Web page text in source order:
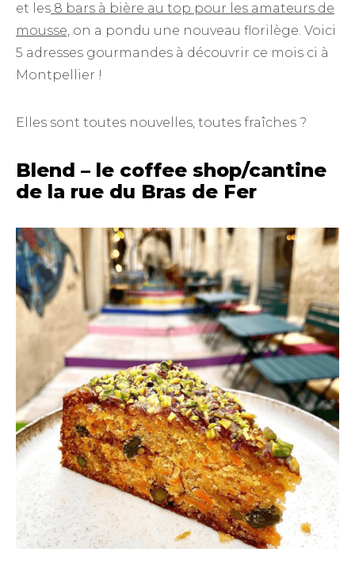
et les 8 bars à bière au top pour les amateurs de
mousse, on a pondu une nouveau florilège. Voici
5 adresses gourmandes à découvrir ce mois ci à
Montpellier !
Elles sont toutes nouvelles, toutes fraîches ?
Blend – le coffee shop/cantine
de la rue du Bras de Fer